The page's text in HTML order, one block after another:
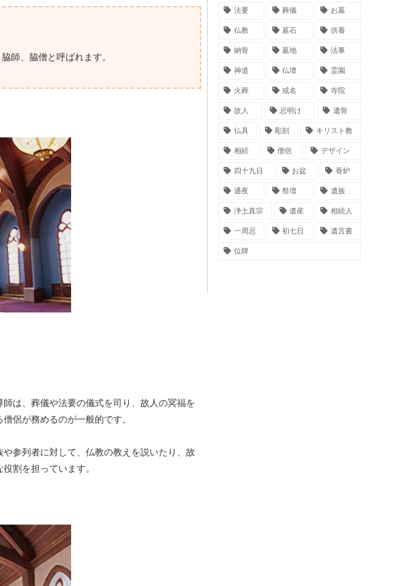
師、脇僧と呼ばれます。
は、葬儀や法要の儀式を司り、故人の冥福を
侶が務めるのが一般的です。
参列者に対して、仏教の教えを説いたり、故
割を担っています。
法要 葬儀 お墓
仏教 墓石 供養
納骨 墓地 法事
神道 仏壇 霊園
火葬 戒名 寺院
故人 忌明け 遺骨
仏具 彫刻 キリスト教
相続 僧侶 デザイン
四十九日 お盆 香炉
通夜 祭壇 遺族
浄土真宗 遺産 相続人
一周忌 初七日 遺言書
位牌